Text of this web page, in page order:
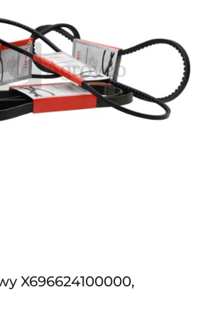
X696624100000,